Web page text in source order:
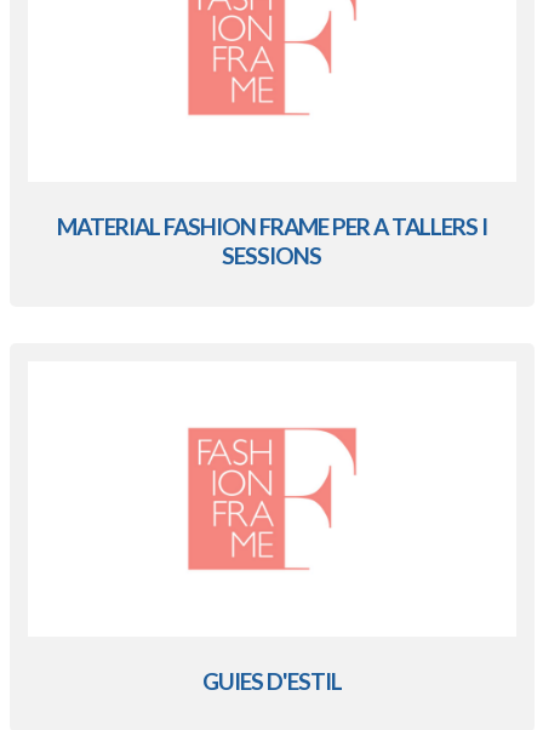
MATERIAL FASHION FRAME PER A TALLERS I
SESSIONS
GUIES D'ESTIL